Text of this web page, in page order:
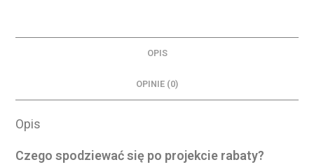
OPIS
OPINIE (0)
Opis
Czego spodziewać się po projekcie rabaty?